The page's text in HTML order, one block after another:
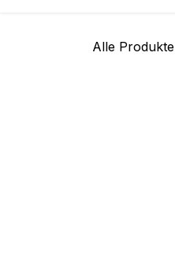
Alle Produkte